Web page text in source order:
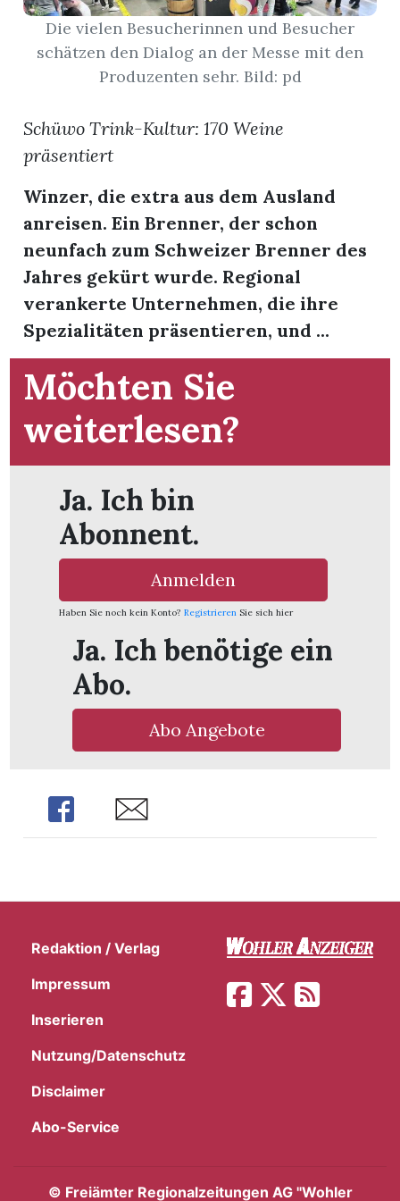
App
Die vielen Besucherinnen und Besucher
schätzen den Dialog an der Messe mit den
Produzenten sehr. Bild: pd
Schüwo Trink-Kultur: 170 Weine
präsentiert
Winzer, die extra aus dem Ausland
anreisen. Ein Brenner, der schon
neunfach zum Schweizer Brenner des
Jahres gekürt wurde. Regional
verankerte Unternehmen, die ihre
Spezialitäten präsentieren, und ...
Möchten Sie
weiterlesen?
Ja. Ich bin
Abonnent.
Anmelden
Haben Sie noch kein Konto? Registrieren Sie sich hier
Ja. Ich benötige ein
Abo.
Abo Angebote
Share Share
Redaktion / Verlag
Impressum
Inserieren
Nutzung/Datenschutz
Disclaimer
Abo-Service
© Freiämter Regionalzeitungen AG "Wohler